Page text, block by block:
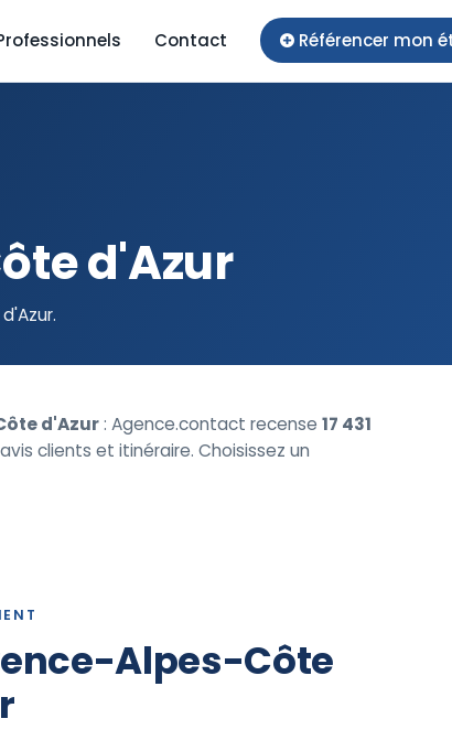
Contact Référencer mon
d'Azur
d'Azur: Agence.contact recense 17 431
clients et itinéraire. Choisissez un
Alpes-Côte